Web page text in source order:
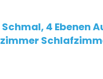
Schmal, 4